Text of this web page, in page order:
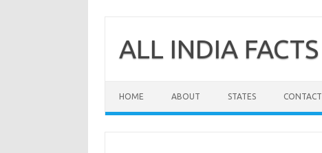
contentALL INDIA FACTS
HOME ABOUT STATES CONTACT